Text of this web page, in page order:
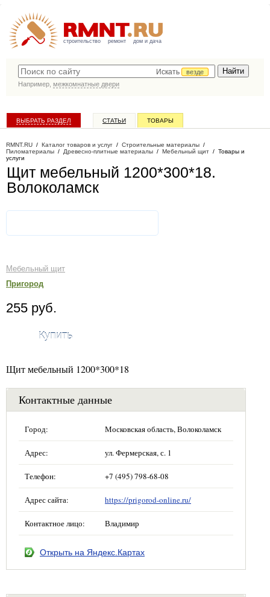
строительство ремонт дом и дача
Искать
везде
Например, межкомнатные двери
ВЫБРАТЬ РАЗДЕЛ СТАТЬИ ТОВАРЫ
RMNT.RU / Каталог товаров и услуг / Строительные материалы /
Пиломатериалы / Древесно-плитные материалы / Мебельный щит / Товары и
услуги
Щит мебельный 1200*300*18.
Волоколамск
Мебельный щит
Пригород
255 руб.
Купить
Щит мебельный 1200*300*18
Контактные данные
Город: Московская область, Волоколамск
Адрес: ул. Фермерская, с. 1
Телефон: +7 (495) 798-68-08
Адрес сайта: https://prigorod-online.ru/
Контактное лицо: Владимир
Открыть на Яндекс.Картах